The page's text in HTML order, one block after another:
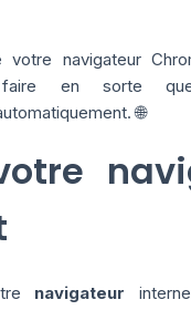
votre navigateur
faire en sorte
🌐
navigateur